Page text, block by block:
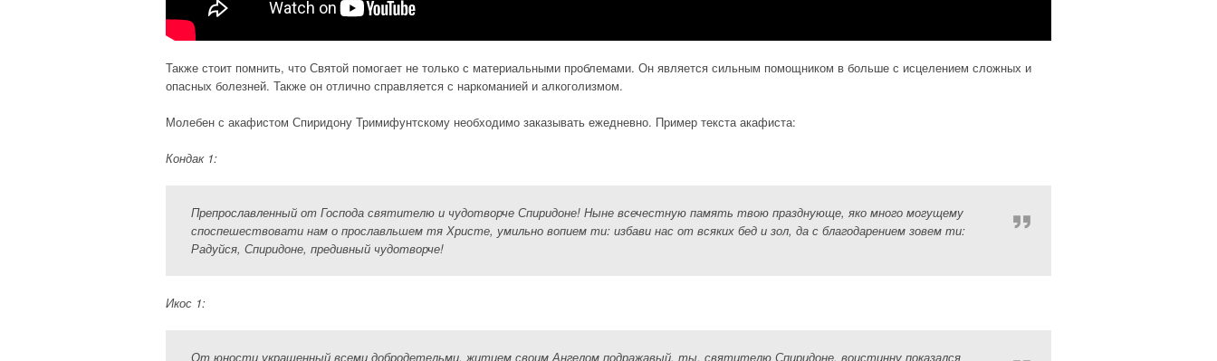
Также стоит помнить, что Святой помогает не только с материальными проблемами. Он является сильным помощником в больше с исцелением сложных и
опасных болезней. Также он отлично справляется с наркоманией и алкоголизмом.
Молебен с акафистом Спиридону Тримифунтскому необходимо заказывать ежедневно. Пример текста акафиста:
Кондак 1:
Препрославленный от Господа святителю и чудотворче Спиридоне! Ныне всечестную память твою празднующе, яко много могущему
споспешествовати нам о прославльшем тя Христе, умильно вопием ти: избави нас от всяких бед и зол, да с благодарением зовем ти:
Радуйся, Спиридоне, предивный чудотворче!
Икос 1:
От юности украшенный всеми добродетельми, житием своим Ангелом подражавый, ты, святителю Спиридоне, воистинну показался